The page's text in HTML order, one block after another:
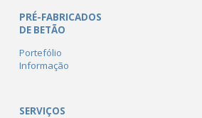
PRÉ-FABRICADOS
DE BETÃO
Portefólio
Informação
SERVIÇOS